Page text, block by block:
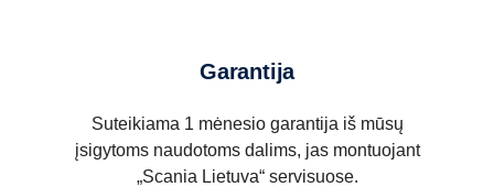
Garantija
Suteikiama 1 mėnesio garantija iš mūsų
įsigytoms naudotoms dalims, jas montuojant
„Scania Lietuva“ servisuose.